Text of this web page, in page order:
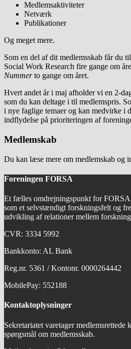
Medlemsaktiviteter
Netværk
Publikationer
Og meget mere.
Som en del af dit medlemsskab får du
Social Work Research fire gange om
Nummerto gange om året.
Hvert andet år i maj afholder vi en 2-
som du kan deltage i til medlemspris.
i nye faglige temaer og kan medvirke i
indflydelse på prioriteringen af
Medlemskab
Du kan læse mere om medlemskab og
Foreningen FORSA
Et fælles omdrejningspunkt for FORSA
som et selvstændigt forskningsfelt og
udvikling af relationer mellem
CVR: 3334 5992
Bankkonto: AL Bank
Reg.nr. 5361 / Kontonr. 0000264442
MobilePay: 552188
Kontaktoplysninger
Sekretariatet varetager
spørgsmål om medlemsskab.